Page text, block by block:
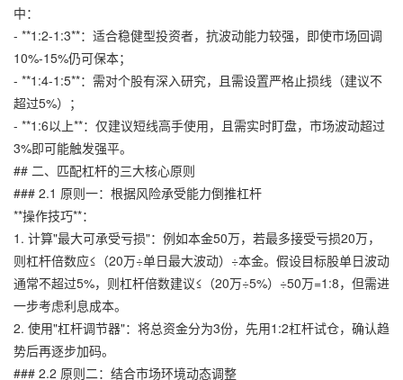
中：
- **1:2-1:3**：适合稳健型投资者，抗波动能力较强，即使市场回调
10%-15%仍可保本；
- **1:4-1:5**：需对个股有深入研究，且需设置严格止损线（建议不
超过5%）；
- **1:6以上**：仅建议短线高手使用，且需实时盯盘，市场波动超过
3%即可能触发强平。
## 二、匹配杠杆的三大核心原则
### 2.1 原则一：根据风险承受能力倒推杠杆
**操作技巧**：
1. 计算"最大可承受亏损"：例如本金50万，若最多接受亏损20万，
则杠杆倍数应≤（20万÷单日最大波动）÷本金。假设目标股单日波动
通常不超过5%，则杠杆倍数建议≤（20万÷5%）÷50万=1:8，但需进
一步考虑利息成本。
2. 使用"杠杆调节器"：将总资金分为3份，先用1:2杠杆试仓，确认趋
势后再逐步加码。
### 2.2 原则二：结合市场环境动态调整